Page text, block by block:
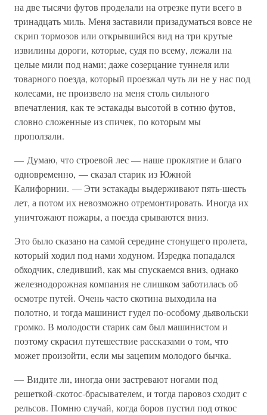
на две тысячи футов проделали на отрезке пути всего в
тринадцать миль. Меня заставили призадуматься вовсе не
скрип тормозов или открывшийся вид на три крутые
извилины дороги, которые, судя по всему, лежали на
целые мили под нами; даже созерцание туннеля или
товарного поезда, который проезжал чуть ли не у нас под
колесами, не произвело на меня столь сильного
впечатления, как те эстакады высотой в сотню футов,
словно сложенные из спичек, по которым мы
проползали.
— Думаю, что строевой лес — наше проклятие и благо
одновременно, — сказал старик из Южной
Калифорнии. — Эти эстакады выдерживают пять-шесть
лет, а потом их невозможно отремонтировать. Иногда их
уничтожают пожары, а поезда срываются вниз.
Это было сказано на самой середине стонущего пролета,
который ходил под нами ходуном. Изредка попадался
обходчик, следивший, как мы спускаемся вниз, однако
железнодорожная компания не слишком заботилась об
осмотре путей. Очень часто скотина выходила на
полотно, и тогда машинист гудел по-особому дьявольски
громко. В молодости старик сам был машинистом и
поэтому скрасил путешествие рассказами о том, что
может произойти, если мы зацепим молодого бычка.
— Видите ли, иногда они застревают ногами под
решеткой-скотос-брасывателем, и тогда паровоз сходит с
рельсов. Помню случай, когда боров пустил под откос